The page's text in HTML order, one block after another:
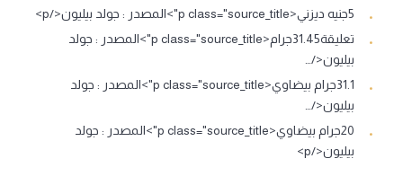
5جنيه ديزني<p class="source_title">المصدر : جولد بيليون</p>
تعليقة31.45جرام<p class="source_title">المصدر : جولد
بيليون</…
31.1جرام بيضاوي<p class="source_title">المصدر : جولد
بيليون</…
20جرام بيضاوي<p class="source_title">المصدر : جولد
بيليون</p>